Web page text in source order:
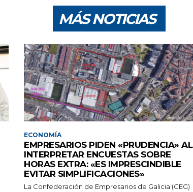
MÁS NOTICIAS
ECONOMÍA
EMPRESARIOS PIDEN «PRUDENCIA» AL
INTERPRETAR ENCUESTAS SOBRE
HORAS EXTRA: «ES IMPRESCINDIBLE
EVITAR SIMPLIFICACIONES»
La Confederación de Empresarios de Galicia (CEG)